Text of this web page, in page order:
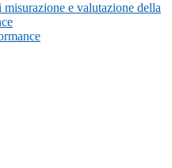
misurazione e valutazione della